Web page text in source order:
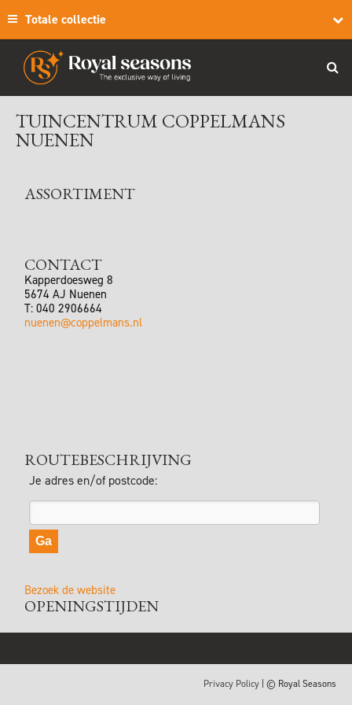
Totale collectie
TUINCENTRUM COPPELMANS
NUENEN
ASSORTIMENT
CONTACT
Kapperdoesweg 8
5674 AJ Nuenen
T:040 2906664
nuenen@coppelmans.nl
ROUTEBESCHRIJVING
Je adres en/of postcode:
Bezoek de website
OPENINGSTIJDEN
Privacy Policy | © Royal Seasons